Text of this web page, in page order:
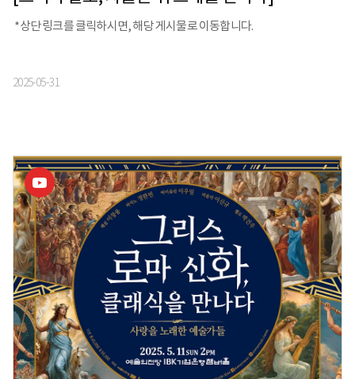
*상단 링크를 클릭하시면, 해당 게시물로 이동합니다.
2025-05-31